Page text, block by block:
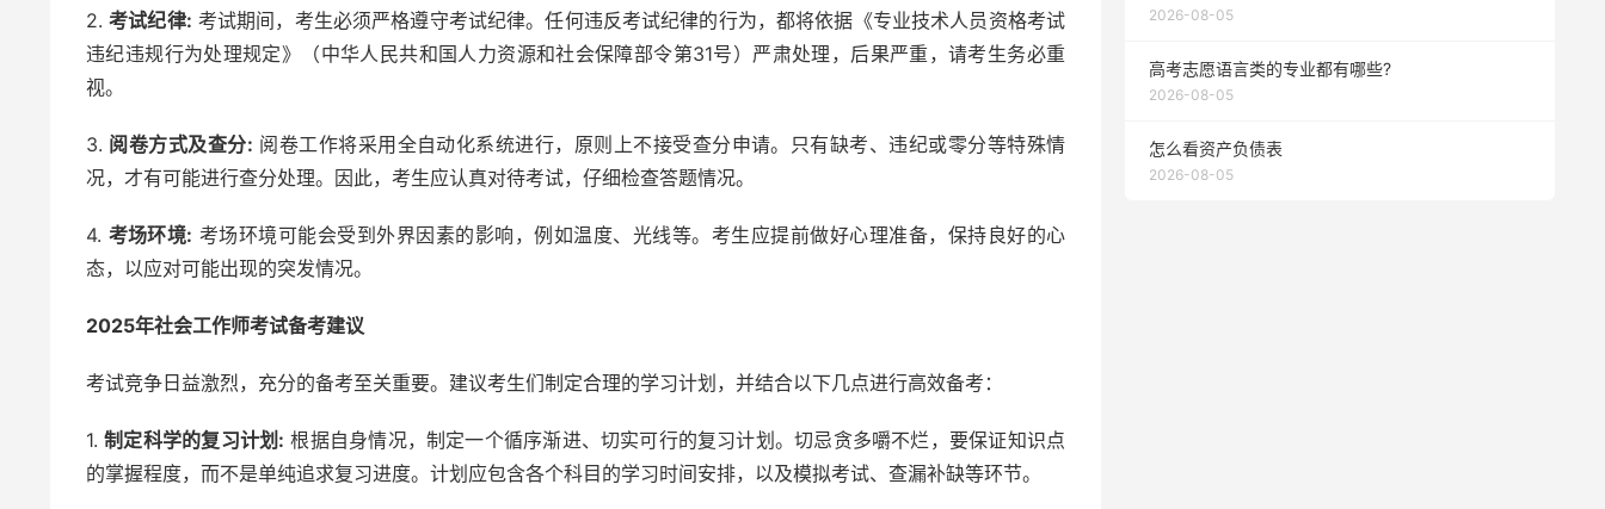
2.考试纪律: 考试期间，考生必须严格遵守考试纪律。任何违反考试纪律的行为，都将依据《专业技术人员资格考试
违纪违规行为处理规定》（中华人民共和国人力资源和社会保障部令第31号）严肃处理，后果严重，请考生务必重
视。
3. 阅卷方式及查分: 阅卷工作将采用全自动化系统进行，原则上不接受查分申请。只有缺考、违纪或零分等特殊情
况，才有可能进行查分处理。因此，考生应认真对待考试，仔细检查答题情况。
4. 考场环境: 考场环境可能会受到外界因素的影响，例如温度、光线等。考生应提前做好心理准备，保持良好的心
态，以应对可能出现的突发情况。
2025年社会工作师考试备考建议
考试竞争日益激烈，充分的备考至关重要。建议考生们制定合理的学习计划，并结合以下几点进行高效备考：
1.制定科学的复习计划: 根据自身情况，制定一个循序渐进、切实可行的复习计划。切忌贪多嚼不烂，要保证知识点
的掌握程度，而不是单纯追求复习进度。计划应包含各个科目的学习时间安排，以及模拟考试、查漏补缺等环节。
2026-08-05
高考志愿语言类的专业都有哪些?
2026-08-05
怎么看资产负债表
2026-08-05